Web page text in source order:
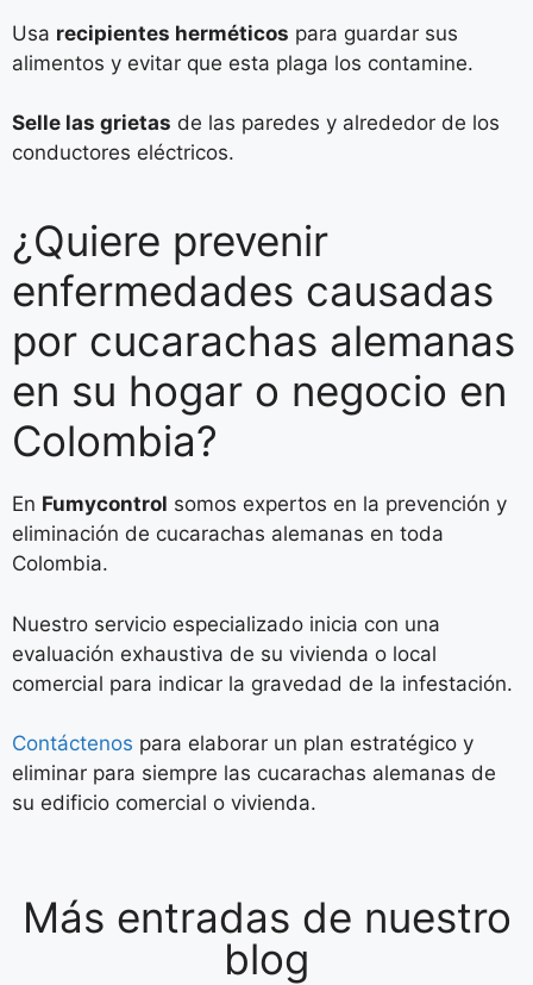
Usa recipientes herméticos para guardar sus
alimentos y evitar que esta plaga los contamine.
Selle las grietas de las paredes y alrededor de los
conductores eléctricos.
¿Quiere prevenir
enfermedades causadas
por cucarachas alemanas
en su hogar o negocio en
Colombia?
En Fumycontrol somos expertos en la prevención y
eliminación de cucarachas alemanas en toda
Colombia.
Nuestro servicio especializado inicia con una
evaluación exhaustiva de su vivienda o local
comercial para indicar la gravedad de la infestación.
Contáctenos para elaborar un plan estratégico y
eliminar para siempre las cucarachas alemanas de
su edificio comercial o vivienda.
Más entradas de nuestro
blog